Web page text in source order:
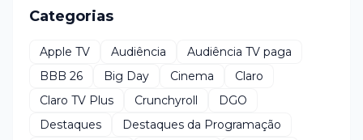
Categorias
Apple TV Audiência
Audiência TV paga
BBB 26
Big Day Cinema
Claro
Claro TV Plus
Crunchyroll
DGO
Destaques
Destaques da Programação